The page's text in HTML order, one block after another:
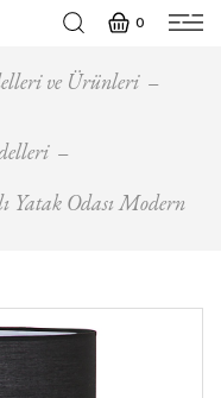
0
ve Ürünleri
Yatak Odası Modern